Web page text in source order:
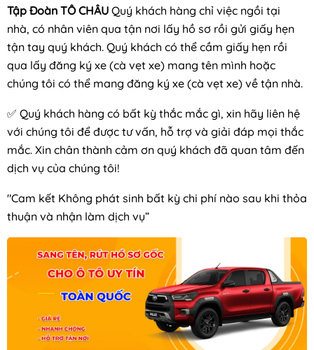
Tập Đoàn TÔ CHÂU Quý khách hàng chỉ việc ngồi tại
nhà, có nhân viên qua tận nơi lấy hồ sơ rồi gửi giấy hẹn
tận tay quý khách. Quý khách có thể cầm giấy hẹn rồi
qua lấy đăng ký xe (cà vẹt xe) mang tên mình hoặc
chúng tôi có thể mang đăng ký xe (cà vẹt xe) về tận nhà.
✅ Quý khách hàng có bất kỳ thắc mắc gì, xin hãy liên hệ
với chúng tôi để được tư vấn, hỗ trợ và giải đáp mọi thắc
mắc. Xin chân thành cảm ơn quý khách đã quan tâm đến
dịch vụ của chúng tôi!
"Cam kết Không phát sinh bất kỳ chi phí nào sau khi thỏa
thuận và nhận làm dịch vụ”